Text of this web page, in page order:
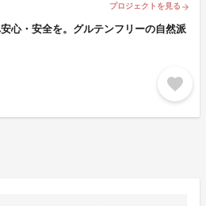
プロジェクトを見る arrow_forward
心・安全を。グルテンフリーの自然派
favorite